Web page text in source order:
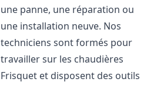
une panne, une réparation ou
une installation neuve. Nos
techniciens sont formés pour
travailler sur les chaudières
Frisquet et disposent des outils